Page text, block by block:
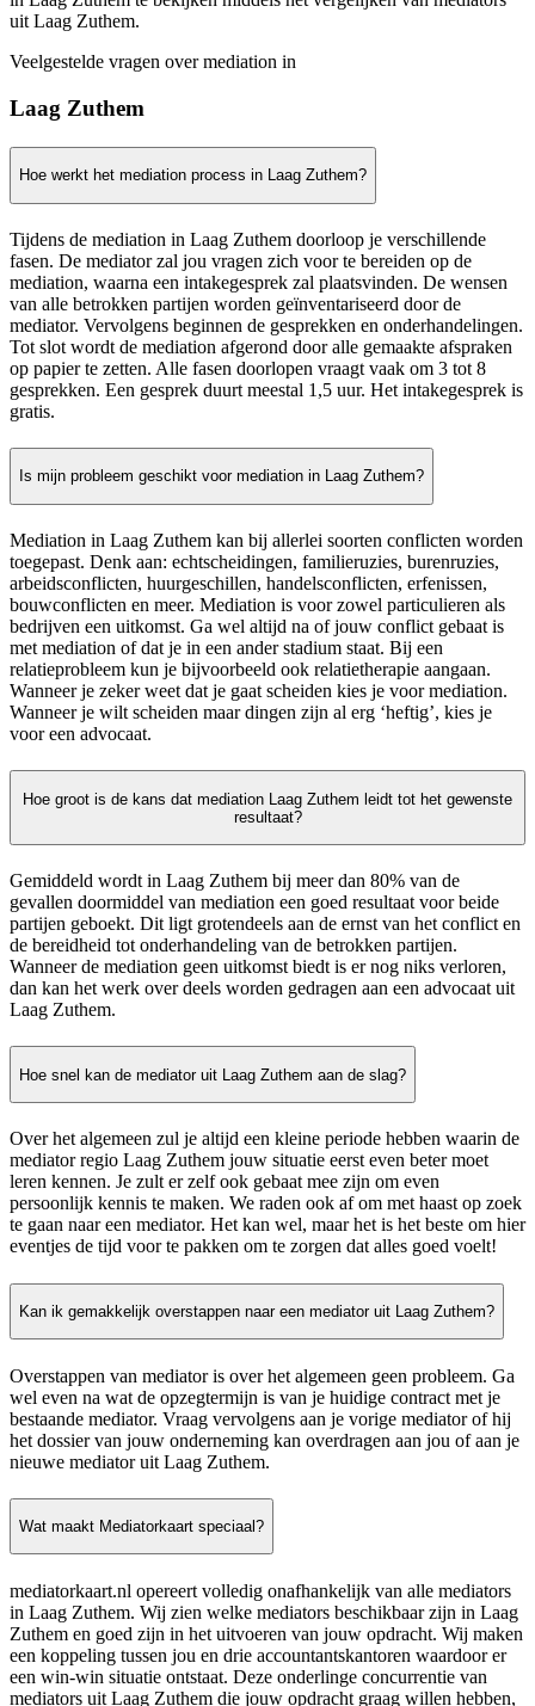
uit Laag Zuthem.
Veelgestelde vragen over mediation in
Laag Zuthem
Hoe werkt het mediation process in Laag Zuthem?
Tijdens de mediation in Laag Zuthem doorloop je verschillende
fasen. De mediator zal jou vragen zich voor te bereiden op de
mediation, waarna een intakegesprek zal plaatsvinden. De wensen
van alle betrokken partijen worden geïnventariseerd door de
mediator. Vervolgens beginnen de gesprekken en onderhandelingen.
Tot slot wordt de mediation afgerond door alle gemaakte afspraken
op papier te zetten. Alle fasen doorlopen vraagt vaak om 3 tot 8
gesprekken. Een gesprek duurt meestal 1,5 uur. Het intakegesprek is
gratis.
Is mijn probleem geschikt voor mediation in Laag Zuthem?
Mediation in Laag Zuthem kan bij allerlei soorten conflicten worden
toegepast. Denk aan: echtscheidingen, familieruzies, burenruzies,
arbeidsconflicten, huurgeschillen, handelsconflicten, erfenissen,
bouwconflicten en meer. Mediation is voor zowel particulieren als
bedrijven een uitkomst. Ga wel altijd na of jouw conflict gebaat is
met mediation of dat je in een ander stadium staat. Bij een
relatieprobleem kun je bijvoorbeeld ook relatietherapie aangaan.
Wanneer je zeker weet dat je gaat scheiden kies je voor mediation.
Wanneer je wilt scheiden maar dingen zijn al erg ‘heftig’, kies je
voor een advocaat.
Hoe groot is de kans dat mediation Laag Zuthem leidt tot het gewenste
resultaat?
Gemiddeld wordt in Laag Zuthem bij meer dan 80% van de
gevallen doormiddel van mediation een goed resultaat voor beide
partijen geboekt. Dit ligt grotendeels aan de ernst van het conflict en
de bereidheid tot onderhandeling van de betrokken partijen.
Wanneer de mediation geen uitkomst biedt is er nog niks verloren,
dan kan het werk over deels worden gedragen aan een advocaat uit
Laag Zuthem.
Hoe snel kan de mediator uit Laag Zuthem aan de slag?
Over het algemeen zul je altijd een kleine periode hebben waarin de
mediator regio Laag Zuthem jouw situatie eerst even beter moet
leren kennen. Je zult er zelf ook gebaat mee zijn om even
persoonlijk kennis te maken. We raden ook af om met haast op zoek
te gaan naar een mediator. Het kan wel, maar het is het beste om hier
eventjes de tijd voor te pakken om te zorgen dat alles goed voelt!
Kan ik gemakkelijk overstappen naar een mediator uit Laag Zuthem?
Overstappen van mediator is over het algemeen geen probleem. Ga
wel even na wat de opzegtermijn is van je huidige contract met je
bestaande mediator. Vraag vervolgens aan je vorige mediator of hij
het dossier van jouw onderneming kan overdragen aan jou of aan je
nieuwe mediator uit Laag Zuthem.
Wat maakt Mediatorkaart speciaal?
mediatorkaart.nl opereert volledig onafhankelijk van alle mediators
in Laag Zuthem. Wij zien welke mediators beschikbaar zijn in Laag
Zuthem en goed zijn in het uitvoeren van jouw opdracht. Wij maken
een koppeling tussen jou en drie accountantskantoren waardoor er
een win-win situatie ontstaat. Deze onderlinge concurrentie van
mediators uit Laag Zuthem die jouw opdracht graag willen hebben,